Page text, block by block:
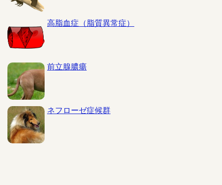
高脂血症（脂質異常症）
前立腺膿瘍
ネフローゼ症候群